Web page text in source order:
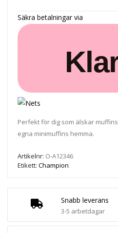
Snabb leverans
3-5 arbetdagar
700W43
mängd
Säkra betalningar via
Perfekt för dig som älskar
egna minimuffins hemma.
Artikelnr: O-A12346
Etikett: Champion